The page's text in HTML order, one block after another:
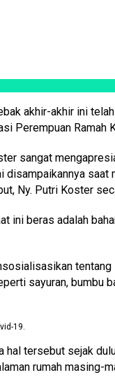
akhir-akhir ini
Perempuan Ramah
sangat
Ny. Putri Koster
ini beras adalah
sayuran, bumbu
19.
tersebut sejak
rumah masing-